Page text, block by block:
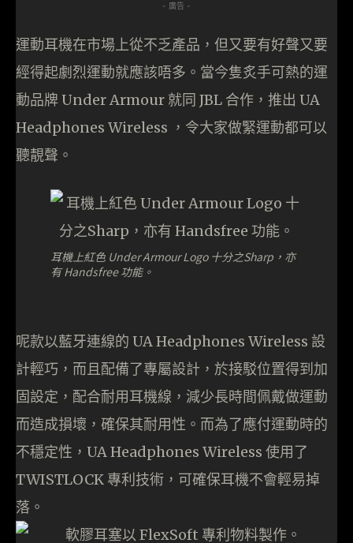
- 廣告 -
運動耳機在市場上從不乏產品，但又要有好聲又要
經得起劇烈運動就應該唔多。當今隻炙手可熱的運
動品牌 Under Armour 就同 JBL 合作，推出 UA
Headphones Wireless ，令大家做緊運動都可以
聽靚聲。
耳機上紅色 Under Armour Logo 十分之Sharp，亦
有 Handsfree 功能。
呢款以藍牙連線的 UA Headphones Wireless 設
計輕巧，而且配備了專屬設計，於接駁位置得到加
固設定，配合耐用耳機線，減少長時間佩戴做運動
而造成損壞，確保其耐用性。而為了應付運動時的
不穩定性，UA Headphones Wireless 使用了
TWISTLOCK 專利技術，可確保耳機不會輕易掉
落。